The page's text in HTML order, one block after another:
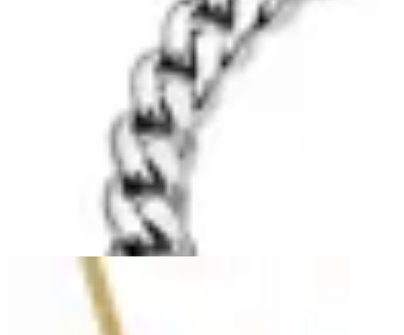
Pulsera Cubana en Acero Inoxidable